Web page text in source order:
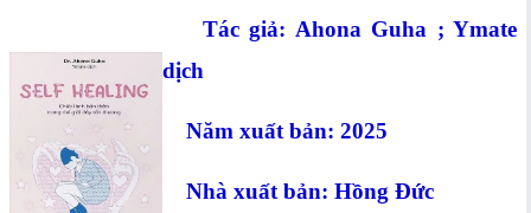
Tác giả: Ahona Guha ; Ymate
dịch
Năm xuất bản: 2025
Nhà xuất bản: Hồng Đức